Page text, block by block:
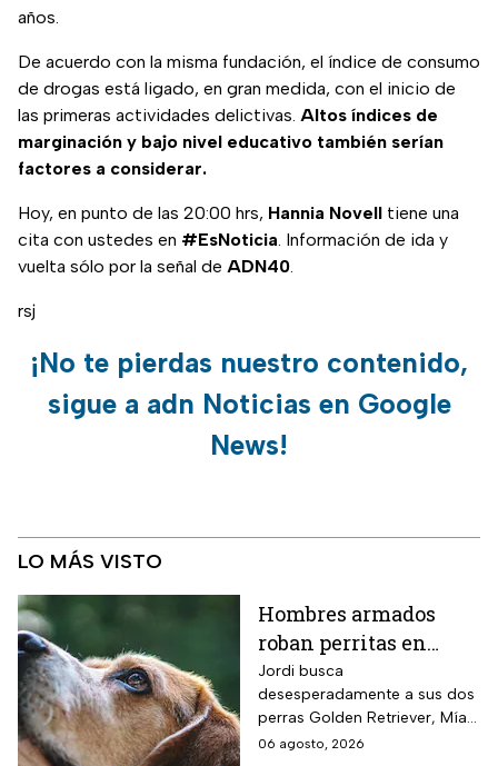
años.
De acuerdo con la misma fundación, el índice de consumo
de drogas está ligado, en gran medida, con el inicio de
las primeras actividades delictivas. Altos índices de
marginación y bajo nivel educativo también serían
factores a considerar.
Hoy, en punto de las 20:00 hrs, Hannia Novell tiene una
cita con ustedes en #EsNoticia . Información de ida y
vuelta sólo por la señal de ADN40
rsj
¡No te pierdas nuestro contenido,
sigue a adn Noticias en Google
News!
LO MÁS VISTO
Hombres armados
roban perritas en
Veracruz
Jordi busca
desesperadamente a sus dos
perras Golden Retriever, Mía y
Camila, de seis años, robadas
06 agosto, 2026